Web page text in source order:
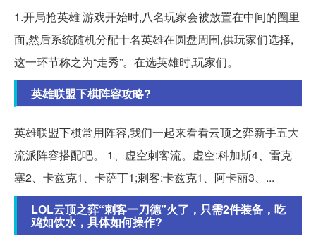
1.开局抢英雄 游戏开始时,八名玩家会被放置在中间的圈里
面,然后系统随机分配十名英雄在圆盘周围,供玩家们选择,
这一环节称之为“走秀”。在选英雄时,玩家们。
英雄联盟下棋阵容攻略?
英雄联盟下棋常用阵容,我们一起来看看云顶之弈新手五大
流派阵容搭配吧。 1、虚空刺客流。虚空:科加斯4、雷克
塞2、卡兹克1、卡萨丁1;刺客:卡兹克1、阿卡丽3、...
LOL云顶之弈“刺客一刀德”火了，只需2件装备，吃
鸡如饮水，具体如何操作?